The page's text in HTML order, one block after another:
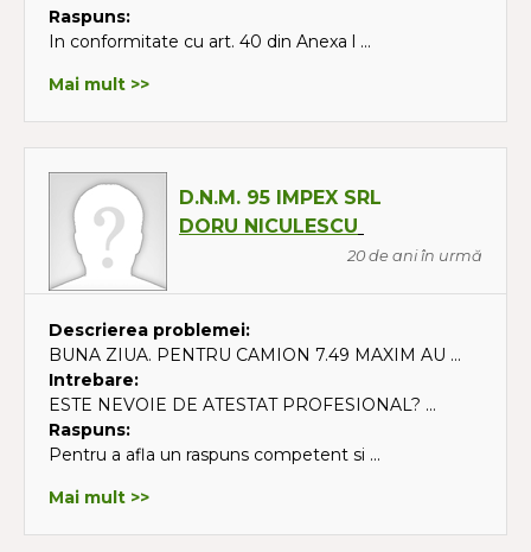
Raspuns:
In conformitate cu art. 40 din Anexa l ...
Mai mult >>
D.N.M. 95 IMPEX SRL
DORU NICULESCU
20 de ani în urmă
Descrierea problemei:
BUNA ZIUA. PENTRU CAMION 7.49 MAXIM AU ...
Intrebare:
ESTE NEVOIE DE ATESTAT PROFESIONAL? ...
Raspuns:
Pentru a afla un raspuns competent si ...
Mai mult >>